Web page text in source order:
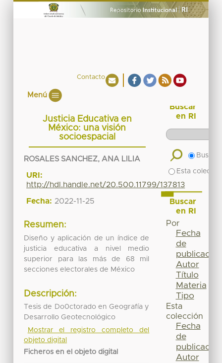
Contacto
Menú
Justicia Educativa en
México: una visión
socioespacial
ROSALES SANCHEZ, ANA LILIA
URI:
http://hdl.handle.net/20.500.11799/137813
Fecha: 2022-11-25
Resumen:
Diseño y aplicación de un índice de
justicia educativa a nivel medio
superior para las más de 68 mil
secciones electorales de México
Descripción:
Tesis de Do0ctorado en Geografía y
Desarrollo Geotecnológico
Mostrar el registro completo del
objeto digital
Ficheros en el objeto digital
Buscar
en RI
Buscar
Esta
Buscar
en RI
Por
Fecha
de
publicación
Autor
Título
Materia
Tipo
Esta
colección
Fecha
de
publicación
Autor